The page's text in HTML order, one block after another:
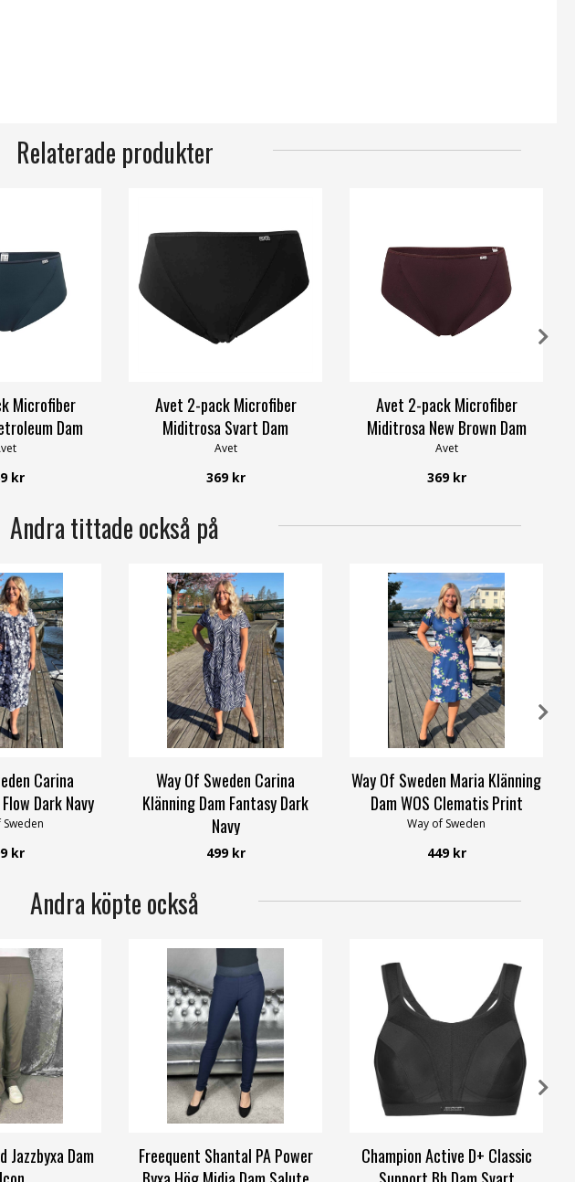
Relaterade produkter
Microfiber
Dam
kr
Avet 2-pack Microfiber
Miditrosa Svart Dam
Avet
369 kr
Avet 2-pack Microfiber
Miditrosa New Brown Dam
Avet
369 kr
Andra tittade också på
Carina
Dark Navy
kr
Way Of Sweden Carina
Klänning Dam Fantasy Dark
Navy
Way of Sweden
499 kr
Way Of Sweden Maria Klänning
Dam WOS Clematis Print
Way of Sweden
449 kr
Andra köpte också
Jazzbyxa Dam
Freequent Shantal PA Power
Champion Active D+ Classic